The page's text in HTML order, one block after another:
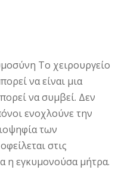
Το χειρουργείο
να είναι μια
να συμβεί. Δεν
ενοχλούνε την
των
στις
η εγκυμονούσα μήτρα.